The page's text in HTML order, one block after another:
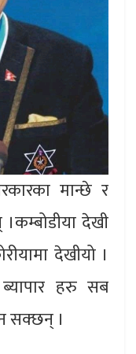
मान्छे र
देखी
देखीयो ।
हरु सब
सक्छन् ।